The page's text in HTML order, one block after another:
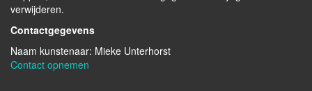
verwijderen.
Contactgegevens
Naam kunstenaar: Mieke Unterhorst
Contact opnemen